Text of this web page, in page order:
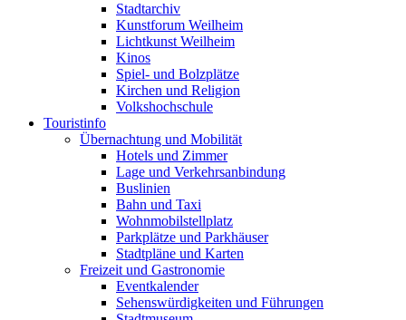
Stadtarchiv
Kunstforum Weilheim
Lichtkunst Weilheim
Kinos
Spiel- und Bolzplätze
Kirchen und Religion
Volkshochschule
Touristinfo
Übernachtung und Mobilität
Hotels und Zimmer
Lage und Verkehrsanbindung
Buslinien
Bahn und Taxi
Wohnmobilstellplatz
Parkplätze und Parkhäuser
Stadtpläne und Karten
Freizeit und Gastronomie
Eventkalender
Sehenswürdigkeiten und Führungen